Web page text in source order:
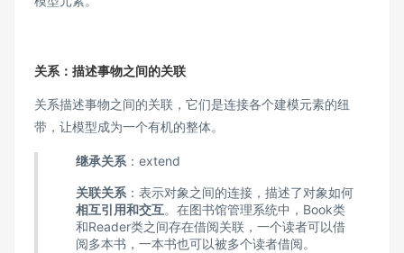
关系：描述事物之间的关联
关系描述事物之间的关联，它们是连接各个建模元素的纽
带，让模型成为一个有机的整体。
继承关系：extend
关联关系：表示对象之间的连接，描述了对象如何
相互引用和交互。在图书馆管理系统中，Book类
和Reader类之间存在借阅关联，一个读者可以借
阅多本书，一本书也可以被多个读者借阅。